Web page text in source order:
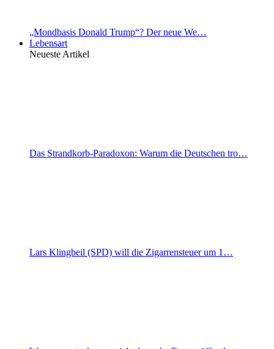
„Mondbasis Donald Trump“? Der neue We…
Lebensart
Neueste Artikel
Das Strandkorb-Paradoxon: Warum die Deutschen tro…
Lars Klingbeil (SPD) will die Zigarrensteuer um 1…